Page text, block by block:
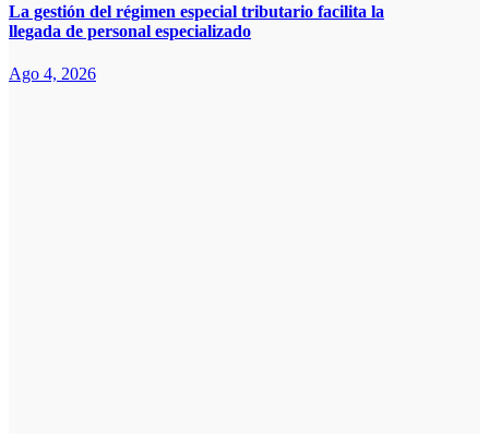
La gestión del régimen especial tributario facilita la
llegada de personal especializado
Ago 4, 2026